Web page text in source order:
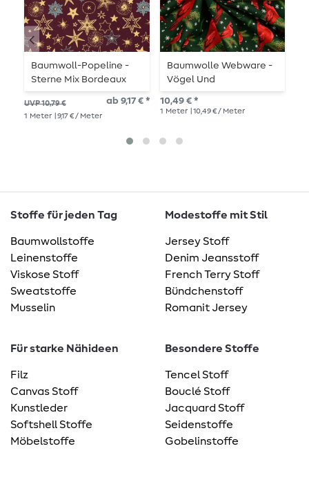
Baumwoll-Popeline -
Sterne Mix Bordeaux
Gold
UVP 10,79 € ab 9,17 € *
1 Meter | 9,17 € / Meter
Baumwolle Webware -
Vögel Und
Schneeflocken
Tannengrün
10,49 € *
1 Meter | 10,49 € / Meter
Stoffe für jeden Tag
Baumwollstoffe
Leinenstoffe
Viskose Stoff
Sweatstoffe
Musselin
Modestoffe mit Stil
Jersey Stoff
Denim Jeansstoff
French Terry Stoff
Bündchenstoff
Romanit Jersey
Für starke Nähideen
Filz
Canvas Stoff
Kunstleder
Softshell Stoffe
Möbelstoffe
Besondere Stoffe
Tencel Stoff
Bouclé Stoff
Jacquard Stoff
Seidenstoffe
Gobelinstoffe